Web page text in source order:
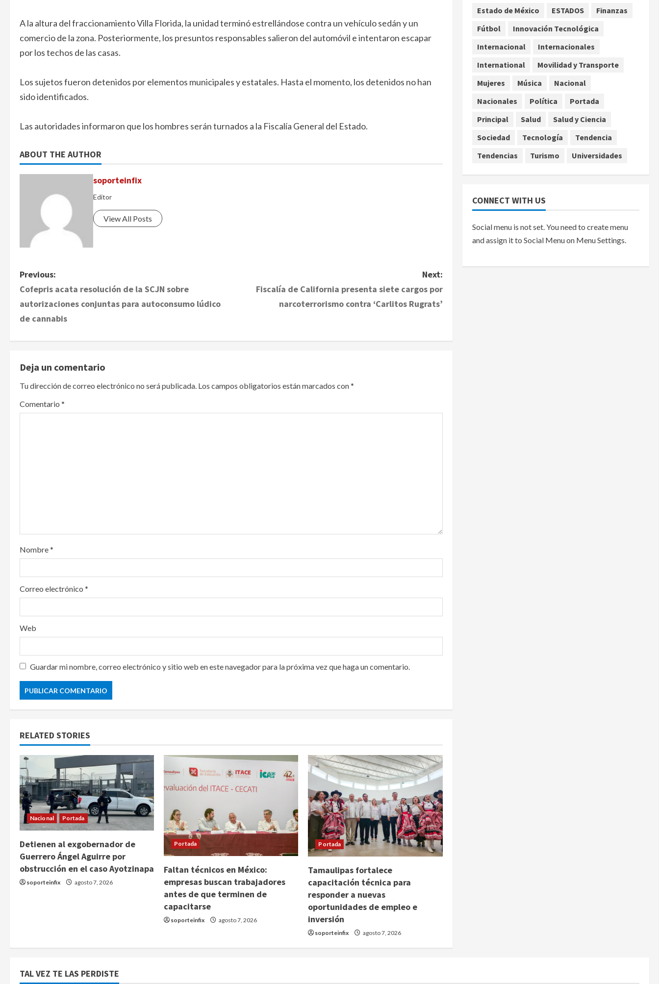
A la altura del fraccionamiento Villa Florida, la unidad terminó estrellándose contra un vehículo sedán y un
comercio de la zona. Posteriormente, los presuntos responsables salieron del automóvil e intentaron escapar
por los techos de las casas.
Los sujetos fueron detenidos por elementos municipales y estatales. Hasta el momento, los detenidos no han
sido identificados.
Las autoridades informaron que los hombres serán turnados a la Fiscalía General del Estado.
ABOUT THE AUTHOR
soporteinfix
Editor
View All Posts
P
o
s
t
n
a
v
n
Previous:
Cofepris acata resolución de la SCJN sobre
autorizaciones conjuntas para autoconsumo lúdico
de cannabis
Next:
Fiscalía de California presenta siete cargos por
narcoterrorismo contra ‘Carlitos Rugrats’
Deja un comentario
Tu dirección de correo electrónico no será publicada. Los campos obligatorios están marcados con*
Comentario *
Nombre*
Correo electrónico *
Web
Guardar mi nombre, correo electrónico y sitio web en este navegador para la próxima vez que haga un comentario.
RELATED STORIES
Nacional Portada
Detienen al exgobernador de
Guerrero Ángel Aguirre por
obstrucción en el caso Ayotzinapa
soporteinfix agosto 7, 2026
Portada
Faltan técnicos en México:
empresas buscan trabajadores
antes de que terminen de
capacitarse
soporteinfix agosto 7, 2026
Portada
Tamaulipas fortalece
capacitación técnica para
responder a nuevas
oportunidades de empleo e
inversión
soporteinfix agosto 7, 2026
4
aguacate desde México
agosto 8, 2026
dólares y un Rolex al equipo
de Junior H en el AICM
Estado de México
ESTADOS
Finanzas
Fútbol
Innovación Tecnológica
Internacional
Internacionales
International
Movilidad y Transporte
Mujeres
Música
Nacional
Nacionales
Política
Portada
Principal
Salud
Salud y Ciencia
Sociedad
Tecnología
Tendencia
Tendencias
Turismo Universidades
CONNECT WITH US
Social menu is not set. You need to create menu
and assign it to Social Menu on Menu Settings.
TAL VEZ TE LAS PERDISTE